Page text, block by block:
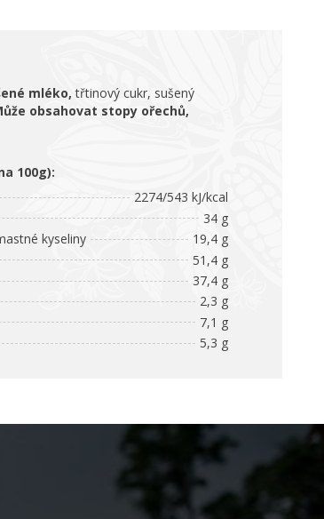
mléko,třtinový cukr, sušený
obsahovat stopy ořechů,
100g):
2274/543 kJ/kcal
34 g
kyseliny
19,4 g
51,4 g
37,4 g
2,3 g
7,1 g
5,3 g